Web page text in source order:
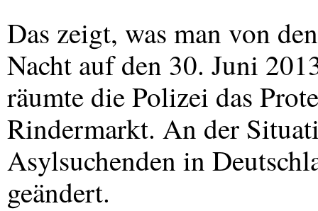
Das zeigt, was man von
Nacht auf den 30. Juni
räumte die Polizei das
Rindermarkt. An der
Asylsuchenden in
geändert.